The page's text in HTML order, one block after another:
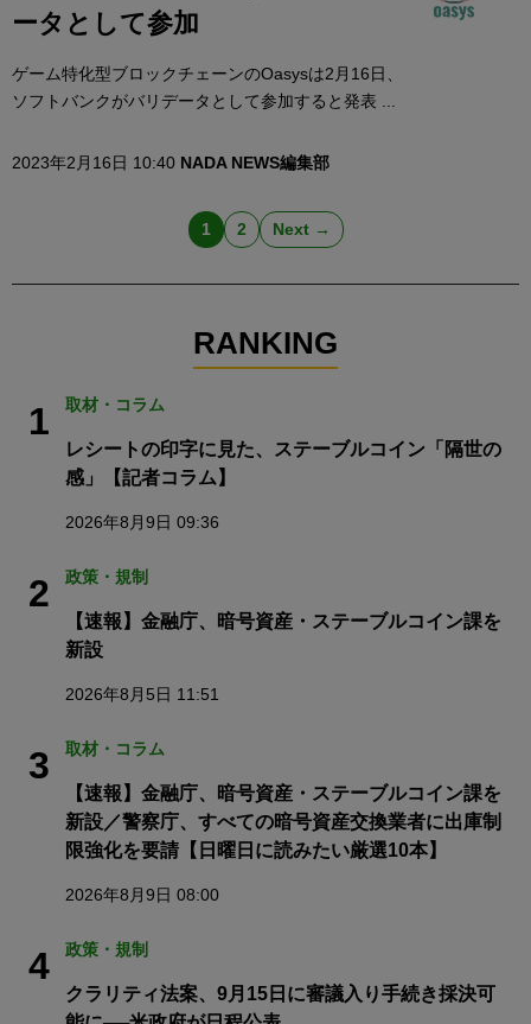
ータとして参加
ゲーム特化型ブロックチェーンのOasysは2月16日、
ソフトバンクがバリデータとして参加すると発表 ...
2023年2月16日 10:40 NADA NEWS編集部
1 2 Next →
RANKING
1 取材・コラム
レシートの印字に見た、ステーブルコイン「隔世の
感」【記者コラム】
2026年8月9日 09:36
2 政策・規制
【速報】金融庁、暗号資産・ステーブルコイン課を
新設
2026年8月5日 11:51
3 取材・コラム
【速報】金融庁、暗号資産・ステーブルコイン課を
新設／警察庁、すべての暗号資産交換業者に出庫制
限強化を要請【日曜日に読みたい厳選10本】
2026年8月9日 08:00
4 政策・規制
クラリティ法案、9月15日に審議入り手続き採決可